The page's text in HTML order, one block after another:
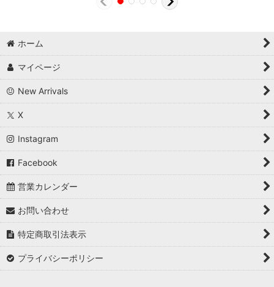
ホーム
マイページ
New Arrivals
X
Instagram
Facebook
営業カレンダー
お問い合わせ
特定商取引法表示
プライバシーポリシー